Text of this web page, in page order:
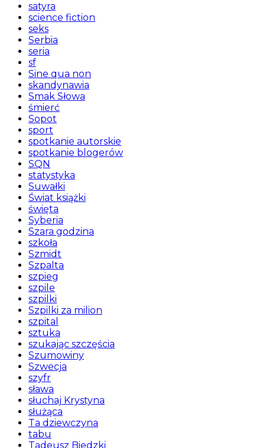
satyra
science fiction
seks
Serbia
seria
sf
Sine qua non
skandynawia
Smak Słowa
śmierć
Sopot
sport
spotkanie autorskie
spotkanie blogerów
SQN
statystyka
Suwałki
Świat książki
święta
Syberia
Szara godzina
szkoła
Szmidt
Szpalta
szpieg
szpile
szpilki
Szpilki za milion
szpital
sztuka
szukając szczęścia
Szumowiny
Szwecja
szyfr
sława
słuchaj Krystyna
służąca
Ta dziewczyna
tabu
Tadeusz Biedzki